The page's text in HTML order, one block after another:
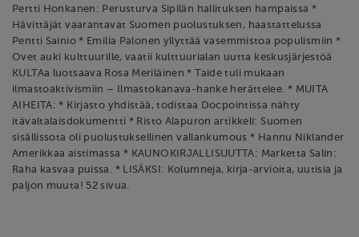
Pertti Honkanen: Perusturva Sipilän hallituksen hampaissa *
Hävittäjät vaarantavat Suomen puolustuksen, haastattelussa
Pentti Sainio * Emilia Palonen yllyttää vasemmistoa populismiin *
Ovet auki kulttuurille, vaatii kulttuurialan uutta keskusjärjestöä
KULTAa luotsaava Rosa Meriläinen * Taide tuli mukaan
ilmastoaktivismiin – Ilmastokanava-hanke herättelee. * MUITA
AIHEITA: * Kirjasto yhdistää, todistaa Docpointissa nähty
itävaltalaisdokumentti * Risto Alapuron artikkeli: Suomen
sisällissota oli puolustuksellinen vallankumous * Hannu Niklander
Amerikkaa aistimassa * KAUNOKIRJALLISUUTTA: Marketta Salin:
Raha kasvaa puissa. * LISÄKSI: Kolumneja, kirja-arvioita, uutisia ja
paljon muuta! 52 sivua.